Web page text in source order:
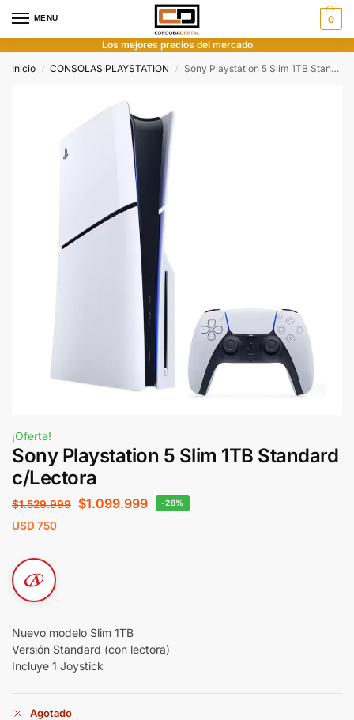
MENU 0
Los mejores precios del mercado
Inicio
/ CONSOLAS PLAYSTATION / Sony Playstation 5 Slim 1TB Standard c/Lectora
¡Oferta!
Sony Playstation 5 Slim 1TB Standard
c/Lectora
$1.529.999 $1.099.999
USD 750
-28%
Nuevo modelo Slim 1TB
Versión Standard (con lectora)
Incluye 1 Joystick
Agotado